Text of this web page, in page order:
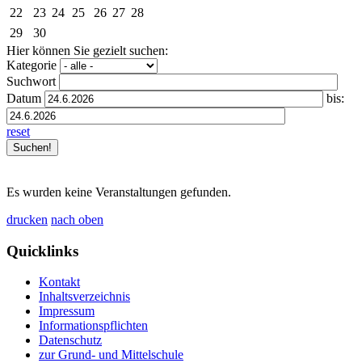
22
23 24 25 26 27 28
29
30
Hier können Sie gezielt suchen:
Kategorie
Suchwort
Datum
bis:
reset
Es wurden keine Veranstaltungen gefunden.
drucken nach oben
Quicklinks
Kontakt
Inhaltsverzeichnis
Impressum
Informationspflichten
Datenschutz
zur Grund- und Mittelschule